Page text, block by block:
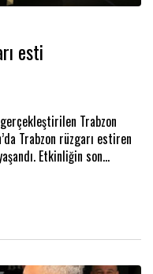
esti
Trabzon
Trabzon rüzgarı estiren
Etkinliğin son
geceye damgasını